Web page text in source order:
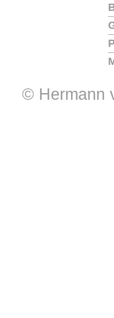
© Hermann